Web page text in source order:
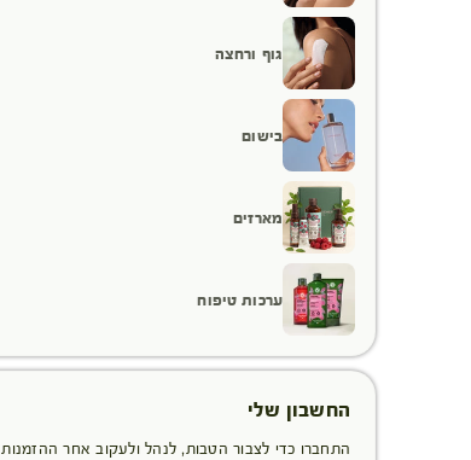
גוף ורחצה
בישום
מארזים
ערכות טיפוח
החשבון שלי
התחברו כדי לצבור הטבות, לנהל ולעקוב אחר ההזמנות